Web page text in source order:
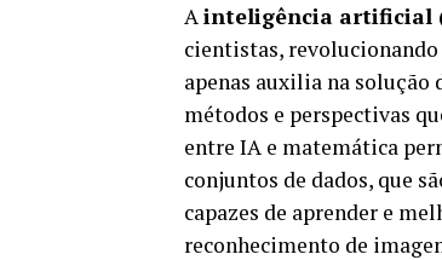
Ainteligência artificial
cientistas,
apenas auxilia na solução
métodos e perspectivas
entre IA e matemática
conjuntos de dados, que
capazes de aprender e
reconhecimento de